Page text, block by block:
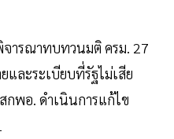
ารณาทบทวนมติ ครม. 27
ละระเบียบที่รัฐไม่เสีย
พอ. ดำเนินการแก้ไข